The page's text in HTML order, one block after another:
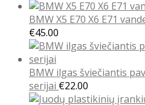
BMW X5 E70 X6 E71
€45.00
BMW ilgas šviečiantis
serijai €22.00